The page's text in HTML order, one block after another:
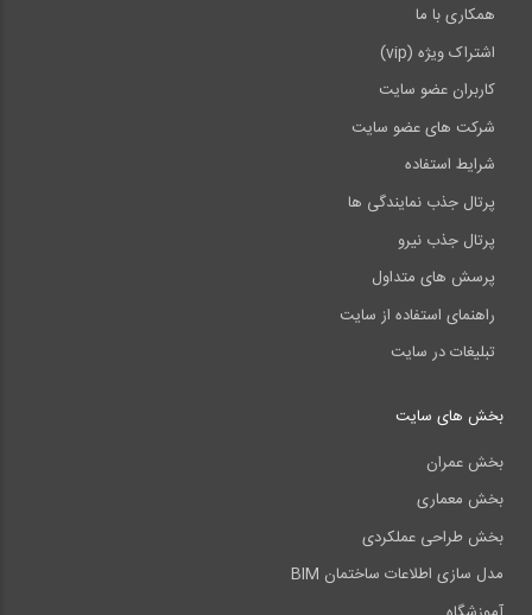
همکاری با ما
اشتراک ویژه (vip)
کاربران عضو سایت
شرکت های عضو سایت
شرایط استفاده
پرتال جذب نمایندگی ها
پرتال جذب نیرو
پرسش های متداول
راهنمای استفاده از سایت
تبلیغات در سایت
بخش های سایت
بخش عمران
بخش معماری
بخش طراحی عملکردی
مدل سازی اطلاعات ساختمان BIM